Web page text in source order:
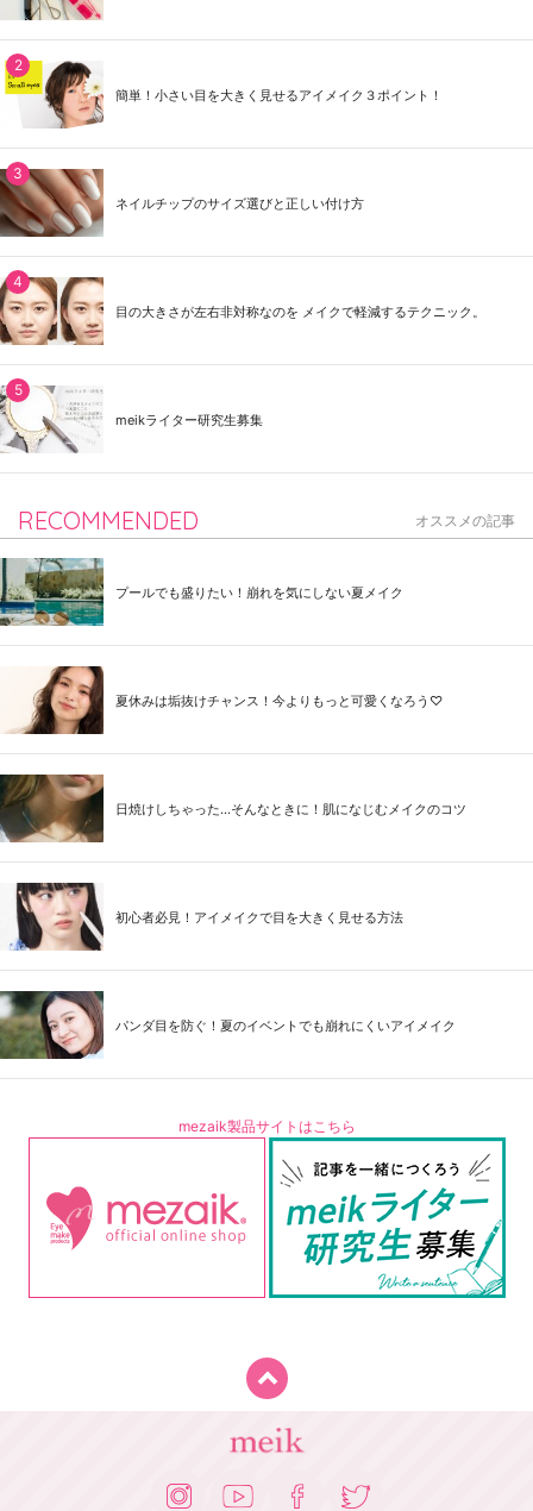
簡単！小さい目を大きく見せるアイメイク３ポイント！
ネイルチップのサイズ選びと正しい付け方
目の大きさが左右非対称なのを メイクで軽減するテクニック。
meikライター研究生募集
RECOMMENDED オススメの記事
プールでも盛りたい！崩れを気にしない夏メイク
夏休みは垢抜けチャンス！今よりもっと可愛くなろう♡
日焼けしちゃった...そんなときに！肌になじむメイクのコツ
初心者必見！アイメイクで目を大きく見せる方法
パンダ目を防ぐ！夏のイベントでも崩れにくいアイメイク
mezaik製品サイトはこちら